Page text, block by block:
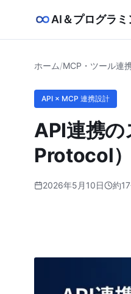
AI＆プログラ
ホーム/MCP・ツール連
API × MCP 連携設計
API連携
Protocol
2026年5月10日 約